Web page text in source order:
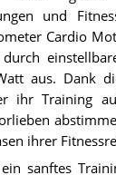
und
Cardio
aus. Dank
ihr Training
ihrer
sanftes